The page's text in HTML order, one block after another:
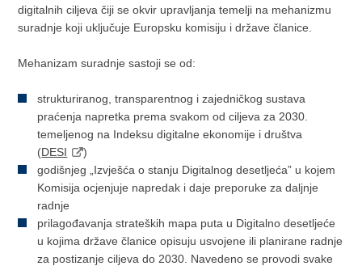
digitalnih ciljeva čiji se okvir upravljanja temelji na mehanizmu
suradnje koji uključuje Europsku komisiju i države članice.
Mehanizam suradnje sastoji se od:
strukturiranog, transparentnog i zajedničkog sustava
praćenja napretka prema svakom od ciljeva za 2030.
temeljenog na Indeksu digitalne ekonomije i društva
(DESI
)
godišnjeg „Izvješća o stanju Digitalnog desetljeća” u kojem
Komisija ocjenjuje napredak i daje preporuke za daljnje
radnje
prilagođavanja strateških mapa puta u Digitalno desetljeće
u kojima države članice opisuju usvojene ili planirane radnje
za postizanje ciljeva do 2030. Navedeno se provodi svake